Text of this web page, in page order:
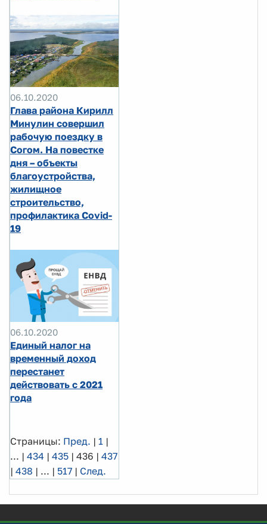
06.10.2020
Глава района Кирилл
Минулин совершил
рабочую поездку в
Согом. На повестке
дня – объекты
благоустройства,
жилищное
строительство,
профилактика Covid-
19
06.10.2020
Единый налог на
временный доход
перестанет
действовать с 2021
года
Страницы: Пред. | 1 |
... | 434 | 435 | 436 | 437
| 438 | ... | 517 | След.